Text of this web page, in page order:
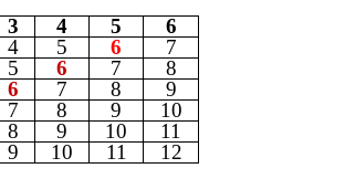
3 4 5
6
4 5 6
7
5 6 7
8
6 7 8
9
7 8 9
10
8 9 10
11
9 10 11
12